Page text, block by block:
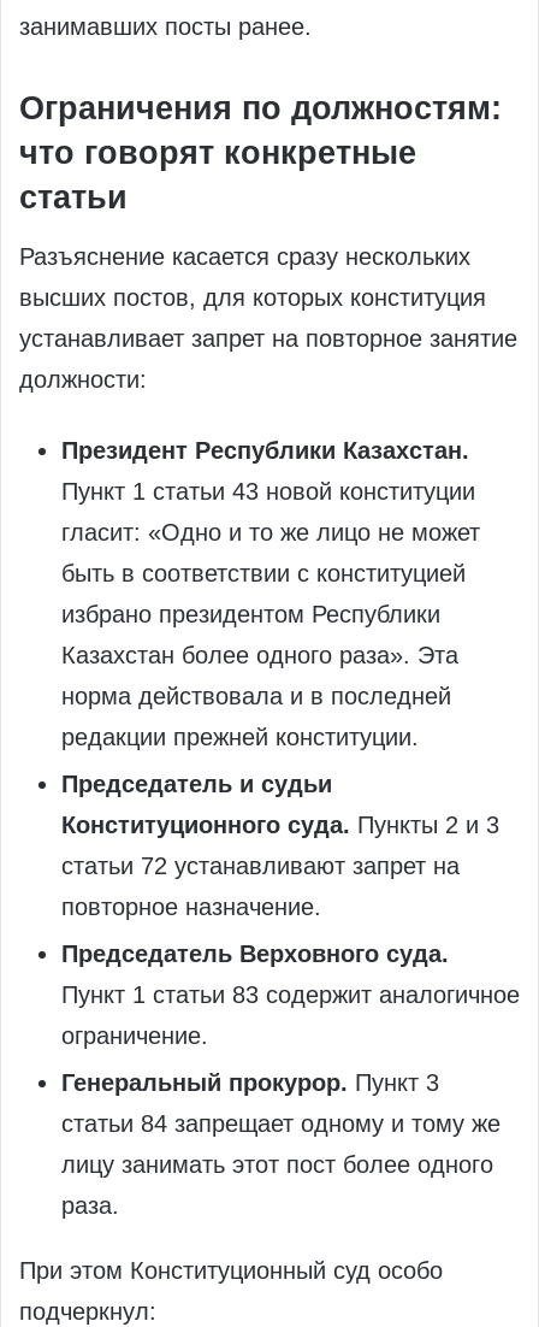
занимавших посты ранее.
Ограничения по должностям:
что говорят конкретные
статьи
Разъяснение касается сразу нескольких
высших постов, для которых конституция
устанавливает запрет на повторное занятие
должности:
Президент Республики Казахстан.
Пункт 1 статьи 43 новой конституции
гласит: «Одно и то же лицо не может
быть в соответствии с конституцией
избрано президентом Республики
Казахстан более одного раза». Эта
норма действовала и в последней
редакции прежней конституции.
Председатель и судьи
Конституционного суда. Пункты 2 и 3
статьи 72 устанавливают запрет на
повторное назначение.
Председатель Верховного суда.
Пункт 1 статьи 83 содержит аналогичное
ограничение.
Генеральный прокурор. Пункт 3
статьи 84 запрещает одному и тому же
лицу занимать этот пост более одного
раза.
При этом Конституционный суд особо
подчеркнул: